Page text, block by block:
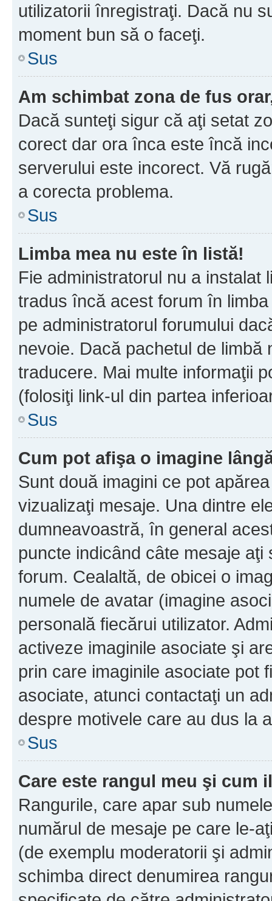
utilizatorii înregistraţi. Dacă nu
moment bun să o faceţi.
Sus
Am schimbat zona de fus
Dacă sunteţi sigur că aţi setat
corect dar ora înca este încă
serverului este incorect. Vă
a corecta problema.
Sus
Limba mea nu este în listă!
Fie administratorul nu a instalat
tradus încă acest forum în
pe administratorul forumului
nevoie. Dacă pachetul de
traducere. Mai multe informaţii
(folosiţi link-ul din partea
Sus
Cum pot afişa o imagine
Sunt două imagini ce pot
vizualizaţi mesaje. Una dintre
dumneavoastră, în general
puncte indicând câte mesaje
forum. Cealaltă, de obicei o
numele de avatar (imagine
personală fiecărui utilizator.
activeze imaginile asociate şi
prin care imaginile asociate pot
asociate, atunci contactaţi un
despre motivele care au dus la
Sus
Care este rangul meu şi cum
Rangurile, care apar sub
numărul de mesaje pe care le-
(de exemplu moderatorii şi
schimba direct denumirea